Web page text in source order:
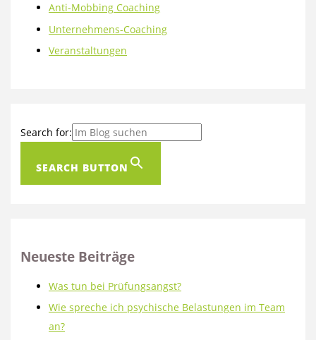
Anti-Mobbing Coaching
Unternehmens-Coaching
Veranstaltungen
Search for:
SEARCH BUTTON
Neueste Beiträge
Was tun bei Prüfungsangst?
Wie spreche ich psychische Belastungen im Team
an?